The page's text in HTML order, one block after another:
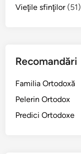
Vieţile sfinţilor(51)
Recomandări
Familia Ortodoxă
Pelerin Ortodox
Predici Ortodoxe